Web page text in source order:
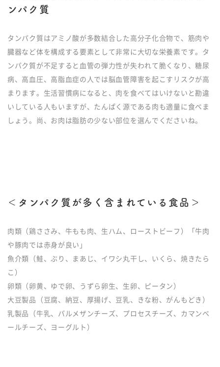
ンパク質
タンパク質はアミノ酸が多数結合した高分子化合物で、筋肉や
臓器など体を構成する要素として非常に大切な栄養素です。タ
ンパク質が不足すると血管の弾力性が失われて脆くなり、糖尿
病、高血圧、高脂血症の人では脳血管障害を起こすリスクが高
まります。生活習慣病になると、肉を食べてはいけないと勘違
いしている人もいますが、たんぱく源である肉も適量に食べま
しょう。尚、お肉は脂肪の少ない部位を選んでくださいね。
＜タンパク質が多く含まれている食品＞
肉類（鶏ささみ、牛もも肉、生ハム、ローストビーフ）「牛肉
や豚肉では赤身が良い」
魚介類（鮭、ぶり、まあじ、イワシ丸干し、いくら、焼きたら
こ）
卵類（卵黄、ゆで卵、うずら卵生、生卵、ピータン）
大豆製品（豆腐、納豆、厚揚げ、豆乳、きな粉、がんもどき）
乳製品（牛乳、パルメザンチーズ、プロセスチーズ、カマンベ
ールチーズ、ヨーグルト）